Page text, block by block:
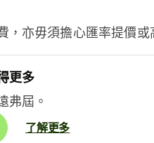
，亦毋須擔心匯率提價或
更多
弗屆。
了解更多